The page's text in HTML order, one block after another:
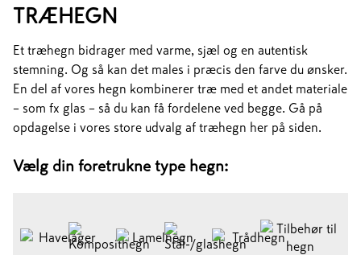
TRÆHEGN
Et træhegn bidrager med varme, sjæl og en autentisk
stemning. Og så kan det males i præcis den farve du ønsker.
En del af vores hegn kombinerer træ med et andet materiale
– som fx glas – så du kan få fordelene ved begge. Gå på
opdagelse i vores store udvalg af træhegn her på siden.
Vælg din foretrukne type hegn: